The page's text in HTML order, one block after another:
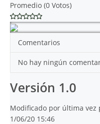
Promedio (0 Votos)
Comentarios
No hay ningún
Versión 1.0
Modificado por última vez
1/06/20 15:46